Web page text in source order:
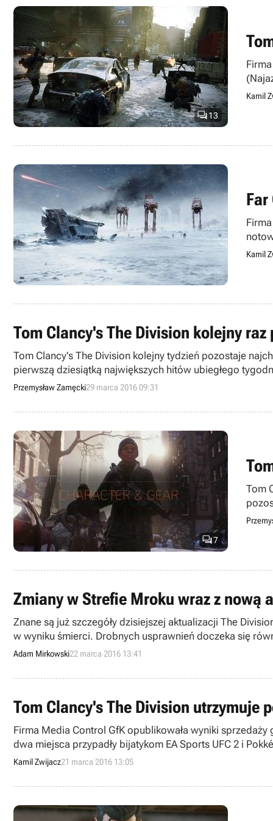
13
Kamil
walki
Kamil
Tom Clancy's The Division kolejny
Tom Clancy's The Division kolejny tydzień pozostaje
pierwszą dziesiątką największych hitów ubiegłego
Przemysław Zamęcki29 marca 2016 09:31
7
Tom
Zmiany w Strefie Mroku wraz z nową
Znane są już szczegóły dzisiejszej aktualizacji The
w wyniku śmierci. Drobnych usprawnień doczeka się
Adam Mirkowski22 marca 2016 13:41
Tom Clancy's The Division utrzymuje
Firma Media Control GfK opublikowała wyniki
dwa miejsca przypadły bijatykom EA Sports UFC 2 i
Kamil Zwijacz21 marca 2016 13:05